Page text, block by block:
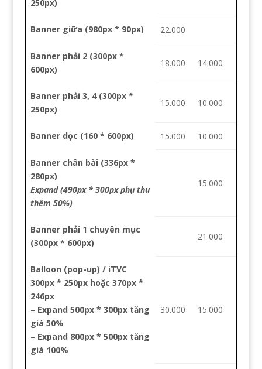
250px)
Banner giữa (980px * 90px) 22.000
Banner phải 2(300px *
600px)
18.000 14.000
Banner phải 3, 4(300px *
250px)
15.000 10.000
Banner dọc (160 * 600px) 15.000 10.000
Banner chân bài (336px *
280px)
Expand (490px * 300px phụ thu
thêm 50%)
15.000
Banner phải 1 chuyên mục
(300px * 600px)
21.000
Balloon (pop-up) / iTVC
300px * 250px hoặc 370px *
246px
– Expand 500px * 300px tăng
giá 50%
– Expand 800px * 500px tăng
giá 100%
30.000 15.000